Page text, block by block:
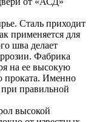
Сталь приходит
применяется для
шва делает
Фабрика
на ее высокую
проката. Именно
при правильной
высокой